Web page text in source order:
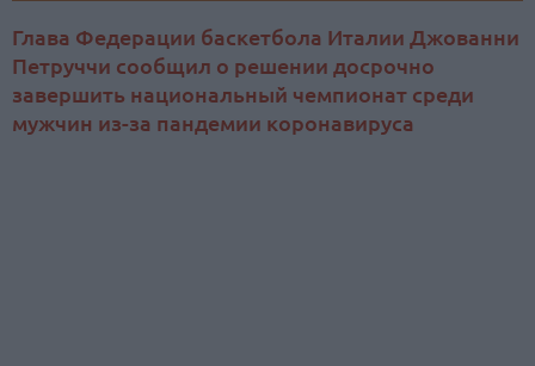
Глава Федерации баскетбола Италии Джованни
Петруччи сообщил о решении досрочно
завершить национальный чемпионат среди
мужчин из-за пандемии коронавируса